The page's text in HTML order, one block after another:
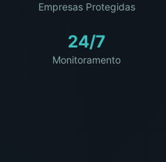
Empresas Protegidas
24/7
Monitoramento